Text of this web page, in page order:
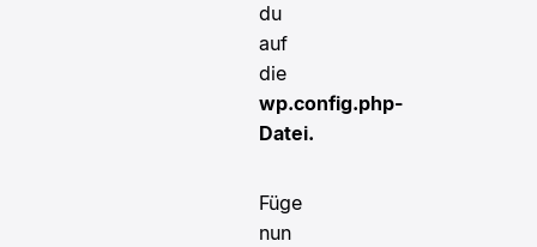
du
auf
die
wp.config.php-
Datei.
Füge
nun